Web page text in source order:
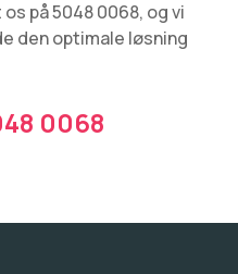
på 5048 0068, og vi
den optimale løsning
0068